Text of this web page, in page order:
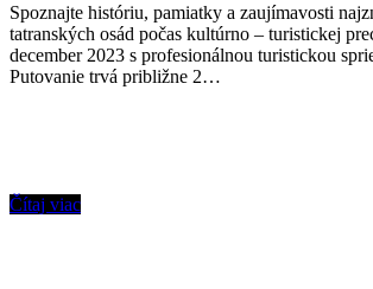
Spoznajte históriu, pamiatky a zaujímavosti
tatranských osád počas kultúrno – turistickej
december 2023 s profesionálnou turistickou
Putovanie trvá približne 2…
Čítaj viac